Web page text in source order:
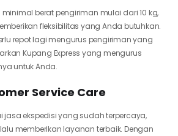
minimal berat pengiriman mulai dari 10 kg,
fleksibilitas yang Anda butuhkan.
repot lagi mengurus pengiriman yang
Kupang Express yang mengurus
untuk Anda.
Service Care
jasa ekspedisi yang sudah terpercaya,
memberikan layanan terbaik. Dengan